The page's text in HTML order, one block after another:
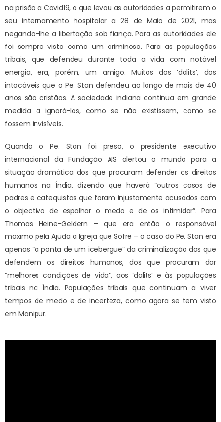
na prisão a Covid19, o que levou as autoridades a permitirem o
seu internamento hospitalar a 28 de Maio de 2021, mas
negando-lhe a libertação sob fiança. Para as autoridades ele
foi sempre visto como um criminoso. Para as populações
tribais, que defendeu durante toda a vida com notável
energia, era, porém, um amigo. Muitos dos ‘dalits’, dos
intocáveis que o Pe. Stan defendeu ao longo de mais de 40
anos são cristãos. A sociedade indiana continua em grande
medida a ignorá-los, como se não existissem, como se
fossem invisíveis.
Quando o Pe. Stan foi preso, o presidente executivo
internacional da Fundação AIS alertou o mundo para a
situação dramática dos que procuram defender os direitos
humanos na Índia, dizendo que haverá “outros casos de
padres e catequistas que foram injustamente acusados com
o objectivo de espalhar o medo e de os intimidar”. Para
Thomas Heine-Geldern – que era então o responsável
máximo pela Ajuda à Igreja que Sofre – o caso do Pe. Stan era
apenas “a ponta de um icebergue” da criminalização dos que
defendem os direitos humanos, dos que procuram dar
“melhores condições de vida”, aos ‘dalits’ e às populações
tribais na Índia. Populações tribais que continuam a viver
tempos de medo e de incerteza, como agora se tem visto
em Manipur.